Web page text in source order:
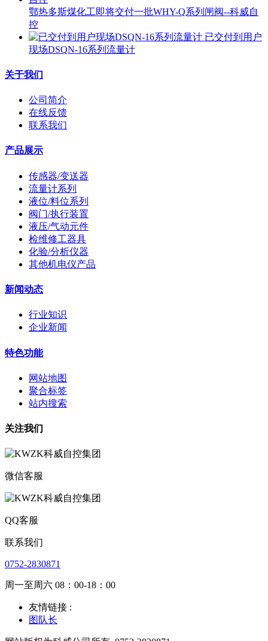
鄂热多斯煤化工即将交付一批WHY-Q系列闸阀--科威自
控
已交付到用户
现场DSQN-16系列流量计
关于我们
公司简介
在线反馈
联系我们
产品展示
传感器/变送器
流量计系列
液位/料位系列
阀门/执行装置
液压/气动元件
检维修工器具
化验/分析仪器
其他机电仪产品
新闻动态
行业知识
企业新闻
特色功能
网站地图
聚合标签
站内搜索
关注我们
微信客服
QQ客服
联系我们
0752-2830871
周一至周六 08：00-18：00
友情链接 :
图队长